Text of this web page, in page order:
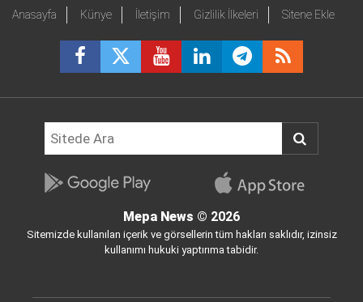
Anasayfa Künye İletişim Gizlilik İlkeleri Sitene Ekle
Mepa News © 2026
Sitemizde kullanılan içerik ve görsellerin tüm hakları saklıdır, izinsiz
kullanımı hukuki yaptırıma tabidir.